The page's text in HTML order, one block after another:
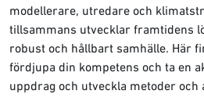
modellerare, utredare och
tillsammans utvecklar framtidens
robust och hållbart samhälle. Här
fördjupa din kompetens och ta en
uppdrag och utveckla metoder och